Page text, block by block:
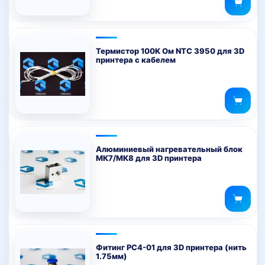
странице
товара.
Термистор 100K Ом NTC 3950 для 3D
принтера с кабелем
Алюминиевый нагревательный блок
МК7/МК8 для 3D принтера
Фитинг PC4-01 для 3D принтера (нить
1.75мм)